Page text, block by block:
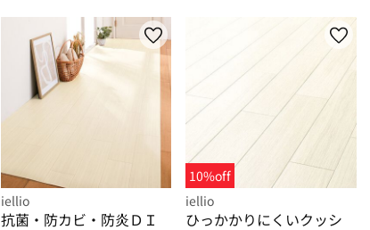
iellio
抗菌・防カビ・防炎ＤＩ
10%off
iellio
ひっかかりにくいクッシ